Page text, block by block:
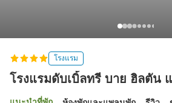
โรงแรม
โรงแรมดับเบิ้ลทรี บาย ฮิลตัน